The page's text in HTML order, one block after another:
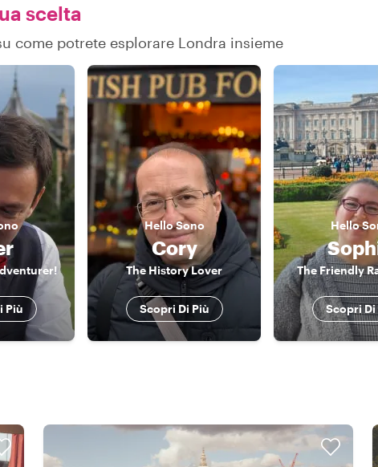
scelta
come potrete esplorare Londra insieme
Più
HelloSono
Cory
The History Lover
Scopri Di Più
Hello
The Friendly
Scopri Di